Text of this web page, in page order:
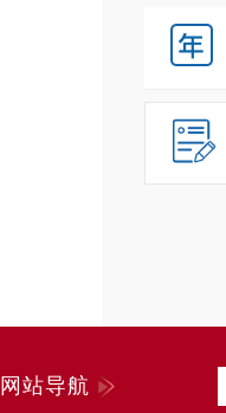
网站导航